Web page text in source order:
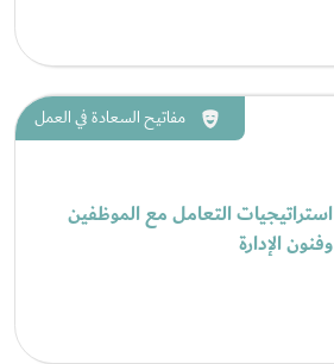
مفاتيح السعادة في العمل
استراتيجيات التعامل مع الموظفين
وفنون الإدارة